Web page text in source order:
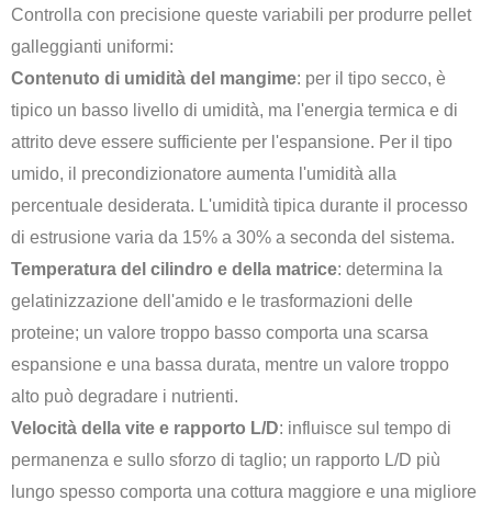
Controlla con precisione queste variabili per produrre pellet
galleggianti uniformi:
Contenuto di umidità del mangime: per il tipo secco, è
tipico un basso livello di umidità, ma l'energia termica e di
attrito deve essere sufficiente per l'espansione. Per il tipo
umido, il precondizionatore aumenta l'umidità alla
percentuale desiderata. L'umidità tipica durante il processo
di estrusione varia da 15% a 30% a seconda del sistema.
Temperatura del cilindro e della matrice: determina la
gelatinizzazione dell'amido e le trasformazioni delle
proteine; un valore troppo basso comporta una scarsa
espansione e una bassa durata, mentre un valore troppo
alto può degradare i nutrienti.
Velocità della vite e rapporto L/D: influisce sul tempo di
permanenza e sullo sforzo di taglio; un rapporto L/D più
lungo spesso comporta una cottura maggiore e una migliore